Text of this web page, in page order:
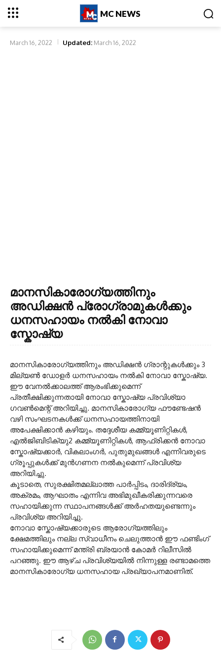
MC NEWS
March 16, 2022 Updated: March 16, 2022
മാനസികാരോഗ്യത്തിനും
അഡിക്ഷൻ പ്രോഗ്രാമുകൾക്കും
ധനസഹായം നൽകി നോവാ
സ്കോഷ്യ
മാനസികാരോഗ്യത്തിനും അഡിക്ഷൻ ഗ്രാന്റുകൾക്കും 3
മില്യൺ ഡോളർ ധനസഹായം നൽകി നോവാ സ്കോഷ്യ.
ഈ വേനൽക്കാലത്ത് ആരംഭിക്കുമെന്ന്
പ്രതീക്ഷിക്കുന്നതായി നോവാ സ്കോഷ്യ പ്രവിശ്യാ
ഗവൺമെന്റ് അറിയിച്ചു. മാനസികാരോഗ്യ ഫൗണ്ടേഷൻ
വഴി സംഘടനകൾക്ക് ധനസഹായത്തിനായി
അപേക്ഷിക്കാൻ കഴിയും. തദ്ദേശീയ കമ്മ്യൂണിറ്റികൾ,
എൽജിബിടിക്യു2 കമ്മ്യൂണിറ്റികൾ, ആഫ്രിക്കൻ നോവാ
സ്കോഷ്യക്കാർ, വികലാംഗർ, പുതുമുഖങ്ങൾ എന്നിവരുടെ
ഗ്രൂപ്പുകൾക്ക് മുൻഗണന നൽകുമെന്ന് പ്രവിശ്യ
അറിയിച്ചു.
കൂടാതെ, സുരക്ഷിതമല്ലാത്ത പാർപ്പിടം, ദാരിദ്ര്യം,
അക്രമം, ആഘാതം എന്നിവ അഭിമുഖീകരിക്കുന്നവരെ
സഹായിക്കുന്ന സ്ഥാപനങ്ങൾക്ക് അർഹതയുണ്ടെന്നും
പ്രവിശ്യ അറിയിച്ചു.
നോവാ സ്കോഷ്യക്കാരുടെ ആരോഗ്യത്തിലും
ക്ഷേമത്തിലും നല്ല സ്വാധീനം ചെലുത്താൻ ഈ ഫണ്ടിംഗ്
സഹായിക്കുമെന്ന് മന്ത്രി ബ്രയാൻ കോമർ റിലീസിൽ
പറഞ്ഞു. ഈ ആഴ്ച പ്രവിശ്യയിൽ നിന്നുള്ള രണ്ടാമത്തെ
മാനസികാരോഗ്യ ധനസഹായ പ്രഖ്യാപനമാണിത്.